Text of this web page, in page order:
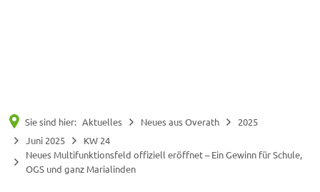
Sie sind hier: Aktuelles Neues aus Overath
2025
Juni 2025
KW 24
Neues Multifunktionsfeld offiziell eröffnet – Ein Gewinn für Schule,
OGS und ganz Marialinden